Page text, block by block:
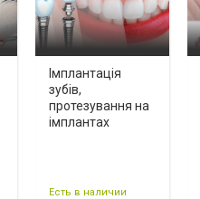
Імплантація
зубів,
протезування на
імплантах
Есть в наличии